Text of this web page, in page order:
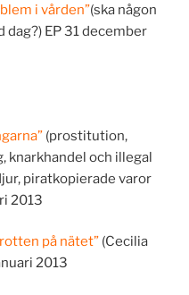
i vården”(ska någon
dag?) EP 31 december
(prostitution,
knarkhandel och illegal
piratkopierade varor
2013
på nätet” (Cecilia
2013